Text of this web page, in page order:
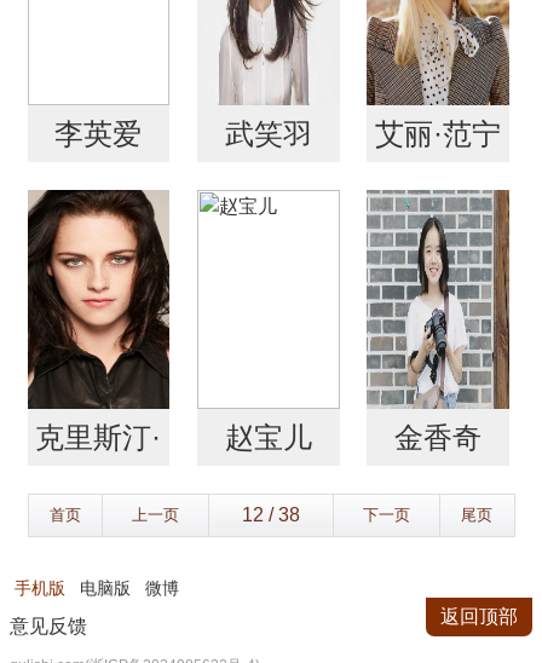
李英爱 武笑羽 艾丽·范宁
克里斯汀·
斯图尔特
赵宝儿 金香奇
首页 上一页 下一页 尾页
手机版 电脑版 微博
意见反馈 返回顶部